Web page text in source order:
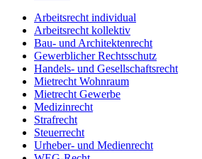
Arbeitsrecht individual
Arbeitsrecht kollektiv
Bau- und Architektenrecht
Gewerblicher Rechtsschutz
Handels- und Gesellschaftsrecht
Mietrecht Wohnraum
Mietrecht Gewerbe
Medizinrecht
Strafrecht
Steuerrecht
Urheber- und Medienrecht